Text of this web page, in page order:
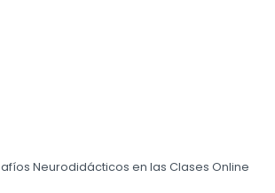
Neurodidácticos en las Clases Online